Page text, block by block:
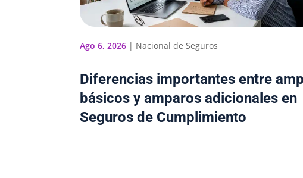
Diferencias importantes entre
básicos y amparos adicionales en
Seguros de Cumplimiento
Ago 6, 2026 | Nacional de Seguros